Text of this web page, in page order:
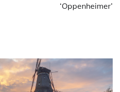
‘Oppenheimer’